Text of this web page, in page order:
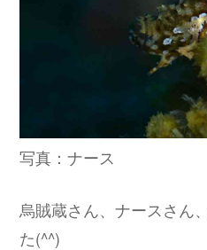
写真：ナース
烏賊蔵さん、ナースさん
た(^^)